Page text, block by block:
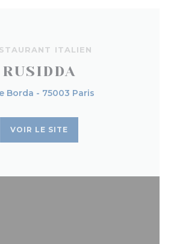
ITALIEN
RUSIDDA
Borda - 75003 Paris
VOIR LE SITE